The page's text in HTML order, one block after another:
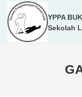
YPPA
Sekolah